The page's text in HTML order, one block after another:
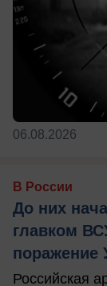
06.08.2026
В России
До них
главком
поражение
Российская